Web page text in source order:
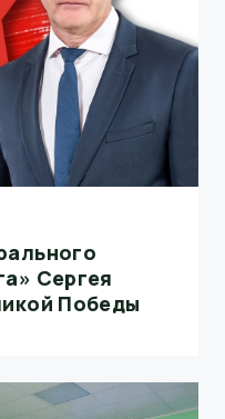
Сергея
Победы